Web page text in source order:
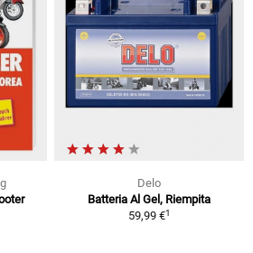
Delo
Batteria Al Gel, Riempita
59,99 €1